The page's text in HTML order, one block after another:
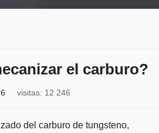
el carburo?
visitas: 12 246
del carburo de tungsteno,